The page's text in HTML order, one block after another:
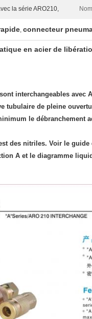
la série ARO210,
, connecteur
en acier de
interchangeables avec
tubulaire de pleine
le débranchement
des nitriles. Voir le
A et le diagramme